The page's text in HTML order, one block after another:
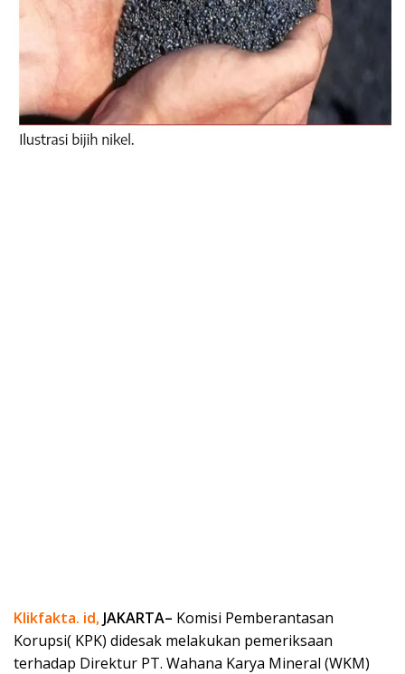
Klikfakta. id, JAKARTA– Komisi Pemberantasan
Korupsi( KPK) didesak melakukan pemeriksaan
terhadap Direktur PT. Wahana Karya Mineral (WKM)